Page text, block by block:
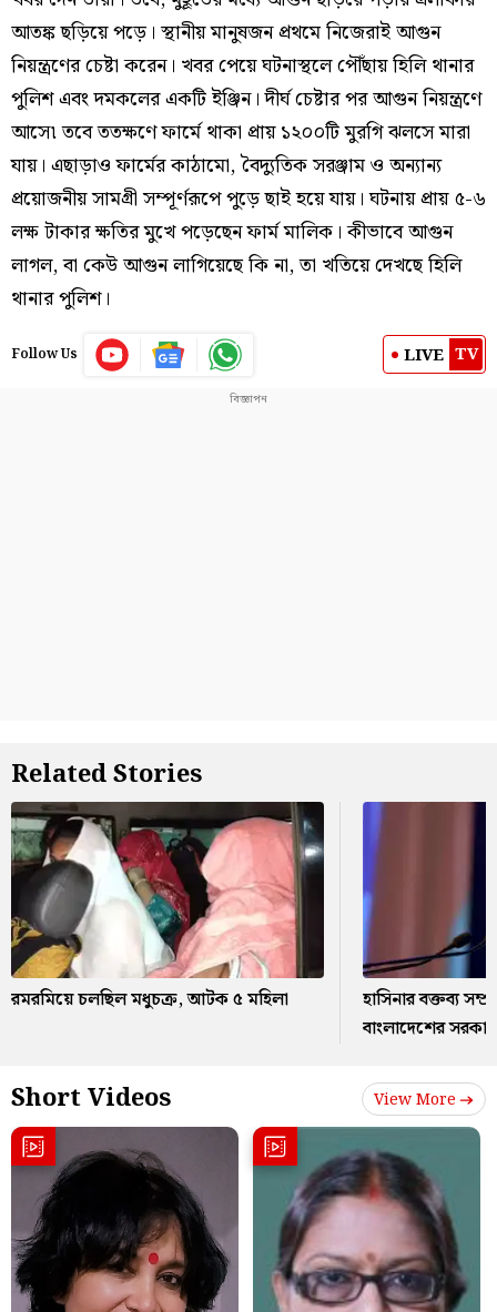
আতঙ্ক ছড়িয়ে পড়ে। স্থানীয় মানুষজন প্রথমে নিজেরাই আগুন
নিয়ন্ত্রণের চেষ্টা করেন। খবর পেয়ে ঘটনাস্থলে পৌঁছায় হিলি থানার
পুলিশ এবং দমকলের একটি ইঞ্জিন। দীর্ঘ চেষ্টার পর আগুন নিয়ন্ত্রণে
আসে৷ তবে ততক্ষণে ফার্মে থাকা প্রায় ১২০০টি মুরগি ঝলসে মারা
যায়। এছাড়াও ফার্মের কাঠামো, বৈদ্যুতিক সরঞ্জাম ও অন্যান্য
প্রয়োজনীয় সামগ্রী সম্পূর্ণরূপে পুড়ে ছাই হয়ে যায়। ঘটনায় প্রায় ৫-৬
লক্ষ টাকার ক্ষতির মুখে পড়েছেন ফার্ম মালিক। কীভাবে আগুন
লাগল, বা কেউ আগুন লাগিয়েছে কি না, তা খতিয়ে দেখছে হিলি
থানার পুলিশ।
Follow Us LIVE TV
Related Stories
রমরমিয়ে চলছিল মধুচক্র, আটক ৫ মহিলা
হাসিনার বক্তব্য
বাংলাদেশের
Short Videos View More